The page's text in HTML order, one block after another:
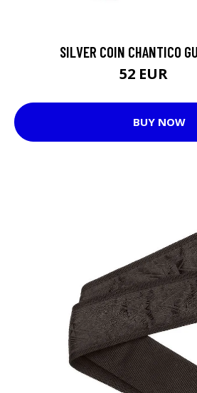
SILVER COIN CHANTICO
52 EUR
BUY NOW